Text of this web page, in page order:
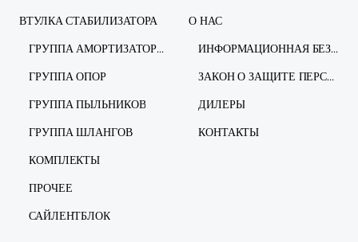
ВТУЛКА СТАБИЛИЗАТОРА
ГРУППА АМОРТИЗАТОРОВ
ГРУППА ОПОР
ГРУППА ПЫЛЬНИКОВ
ГРУППА ШЛАНГОВ
КОМПЛЕКТЫ
ПРОЧЕЕ
САЙЛЕНТБЛОК
О НАС
ИНФОРМАЦИОННАЯ БЕЗОПАСНОСТЬ
ЗАКОН О ЗАЩИТЕ ПЕРСОНАЛЬНЫХ ДАННЫХ
ДИЛЕРЫ
КОНТАКТЫ